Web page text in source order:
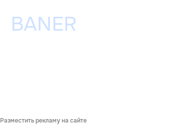
Разместить рекламу на сайте